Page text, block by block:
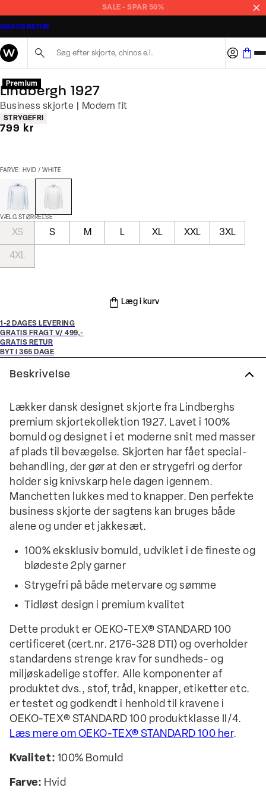
SALE - SPAR 50%
GRATIS RETUR
Premium
Lindbergh 1927
Business skjorte | Modern fit
Produkt egenskaber
STRYGEFRI
I alt (inkl. rabat)
799 kr
FARVE: HVID / WHITE
VÆLG STØRRELSE
XS S M L XL XXL 3XL
4XL
Læg i kurv
1-2 DAGES LEVERING
GRATIS FRAGT V/ 499,-
GRATIS RETUR
BYT I 365 DAGE
Beskrivelse
Lækker dansk designet skjorte fra Lindberghs
premium skjortekollektion 1927. Lavet i 100%
bomuld og designet i et moderne snit med masser
af plads til bevægelse. Skjorten har fået special-
behandling, der gør at den er strygefri og derfor
holder sig knivskarp hele dagen igennem.
Manchetten lukkes med to knapper. Den perfekte
business skjorte der sagtens kan bruges både
alene og under et jakkesæt.
100% eksklusiv bomuld, udviklet i de fineste og
blødeste 2ply garner
Strygefri på både metervare og sømme
Tidløst design i premium kvalitet
Dette produkt er OEKO-TEX® STANDARD 100
certificeret (cert.nr. 2176-328 DTI) og overholder
standardens strenge krav for sundheds- og
miljøskadelige stoffer. Alle komponenter af
produktet dvs., stof, tråd, knapper, etiketter etc.
er testet og godkendt i henhold til kravene i
OEKO-TEX® STANDARD 100 produktklasse II/4.
Læs mere om OEKO-TEX® STANDARD 100 her.
Kvalitet: 100% Bomuld
Farve: Hvid